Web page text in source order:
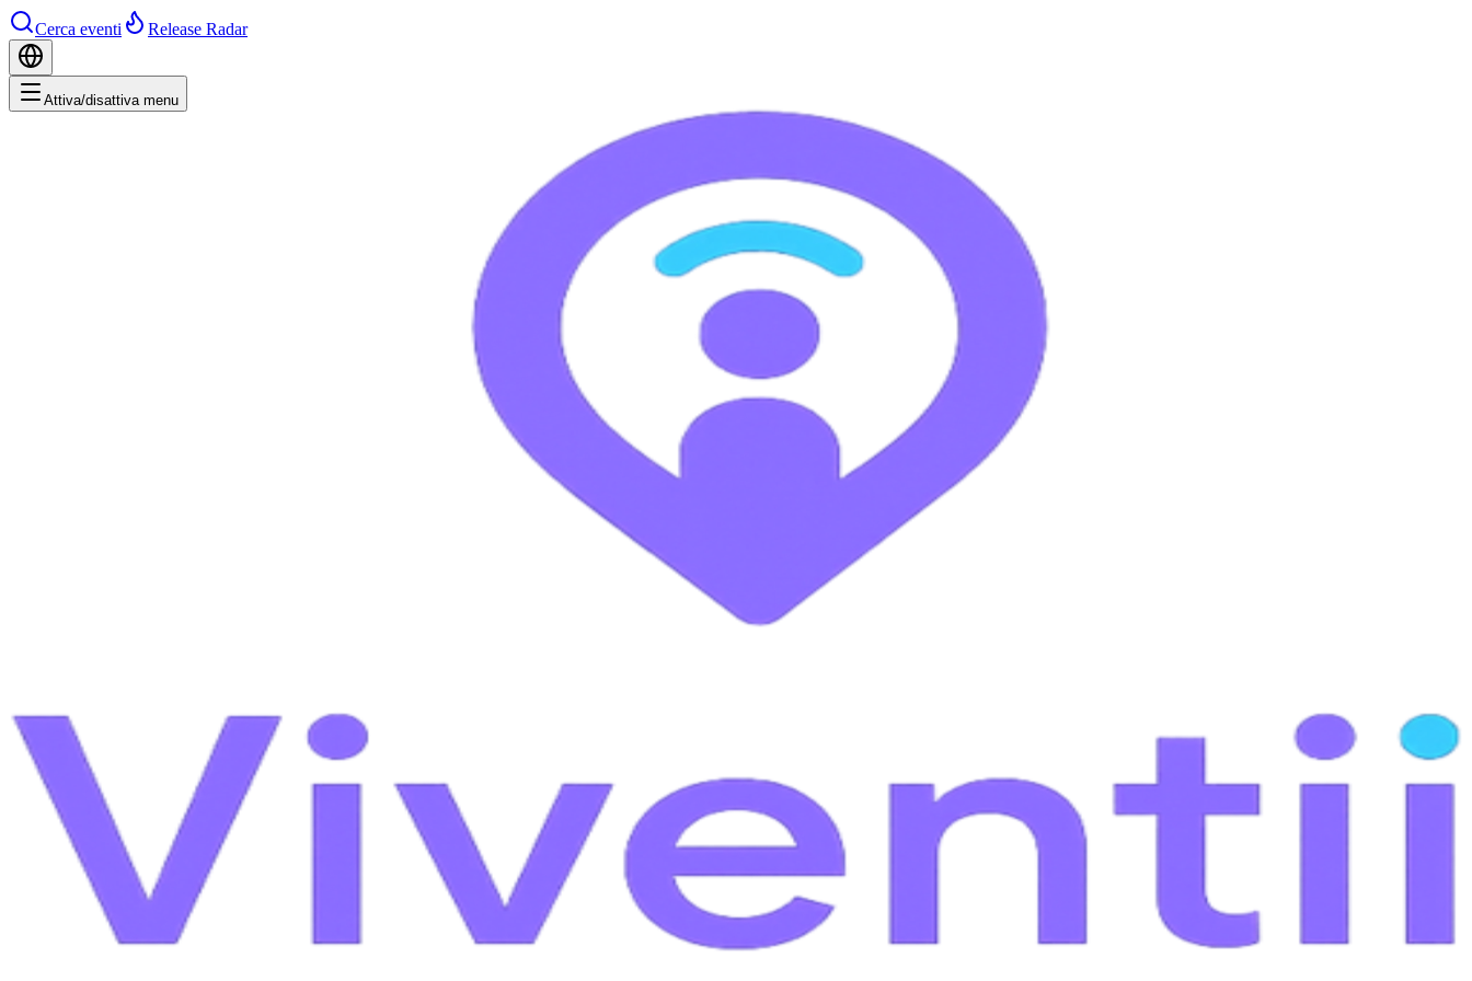
Cerca eventi Release Radar
Attiva/disattiva menu